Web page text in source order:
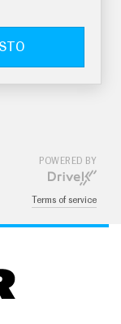
POWERED BY
Terms of service